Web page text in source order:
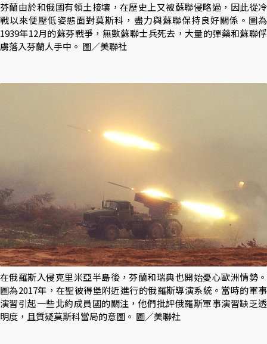
芬蘭由於和俄國有領土接壤，在歷史上又被蘇聯侵略過，因此從冷
戰以來便壓低姿態面對莫斯科，盡力與蘇聯保持良好關係。圖為
1939年12月的蘇芬戰爭，無數蘇聯士兵死去，大量的彈藥和蘇聯俘
虜落入芬蘭人手中。 圖／美聯社
在俄羅斯入侵克里米亞半島後，芬蘭和瑞典也開始憂心歐洲情勢。
圖為2017年，在聖彼得堡附近進行的俄羅斯導演系統。當時的軍事
演習引起一些北約成員國的關注，他們批評俄羅斯軍事演習缺乏透
明度，且質疑莫斯科當局的意圖。 圖／美聯社